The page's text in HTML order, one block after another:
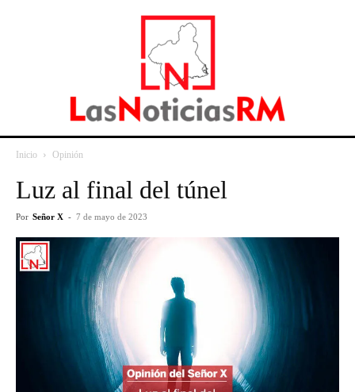
Inicio Opinión
Luz al final del túnel
Por Señor X - 7 de mayo de 2023